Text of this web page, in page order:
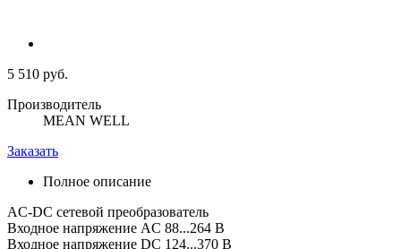
5 510 руб.
Производитель
MEAN WELL
Заказать
Полное описание
AC-DC сетевой преобразователь
Входное напряжение AC 88...264 В
Входное напряжение DC 124...370 В